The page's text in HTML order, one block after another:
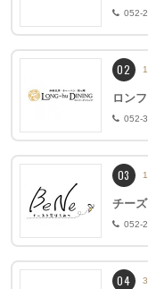
052-
02
ロン
052-
03
チー
052-
04